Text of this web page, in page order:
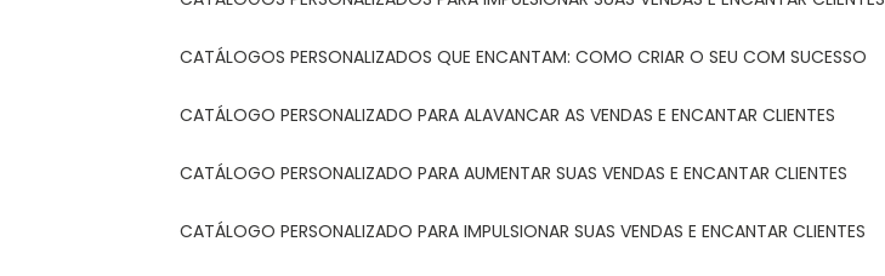
CATÁLOGOS PERSONALIZADOS QUE ENCANTAM: COMO CRIAR O SEU COM SUCESSO
CATÁLOGO PERSONALIZADO PARA ALAVANCAR AS VENDAS E ENCANTAR CLIENTES
CATÁLOGO PERSONALIZADO PARA AUMENTAR SUAS VENDAS E ENCANTAR CLIENTES
CATÁLOGO PERSONALIZADO PARA IMPULSIONAR SUAS VENDAS E ENCANTAR CLIENTES